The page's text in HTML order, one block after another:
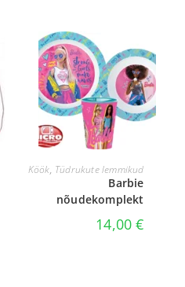
LISA KORVI
Köök, Tüdrukute lemmikud
Barbie
nõudekomplekt
14,00€